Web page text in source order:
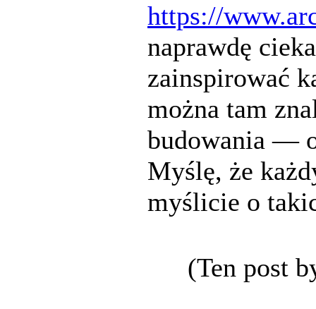
https://
naprawdę
zainspirować
można tam
budowania —
Myślę, że
myślicie o
(Ten post